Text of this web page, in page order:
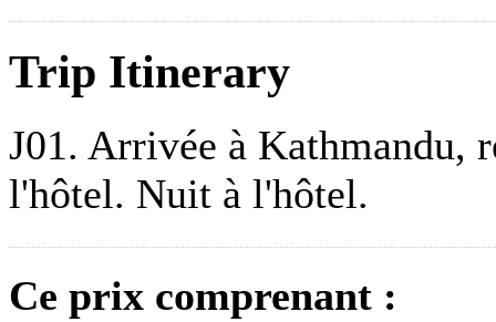
Trip Itinerary
J01. Arrivée à Kathmandu,
l'hôtel. Nuit à l'hôtel.
Ce prix comprenant :